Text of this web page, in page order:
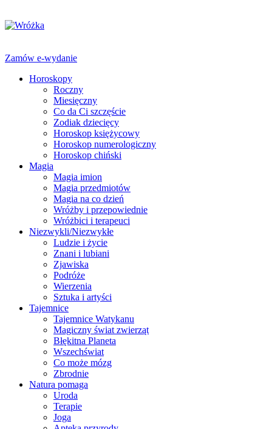
Zamów e-wydanie
Horoskopy
Roczny
Miesięczny
Co da Ci szczęście
Zodiak dziecięcy
Horoskop księżycowy
Horoskop numerologiczny
Horoskop chiński
Magia
Magia imion
Magia przedmiotów
Magia na co dzień
Wróżby i przepowiednie
Wróżbici i terapeuci
Niezwykli/Niezwykłe
Ludzie i życie
Znani i lubiani
Zjawiska
Podróże
Wierzenia
Sztuka i artyści
Tajemnice
Tajemnice Watykanu
Magiczny świat zwierząt
Błękitna Planeta
Wszechświat
Co może mózg
Zbrodnie
Natura pomaga
Uroda
Terapie
Joga